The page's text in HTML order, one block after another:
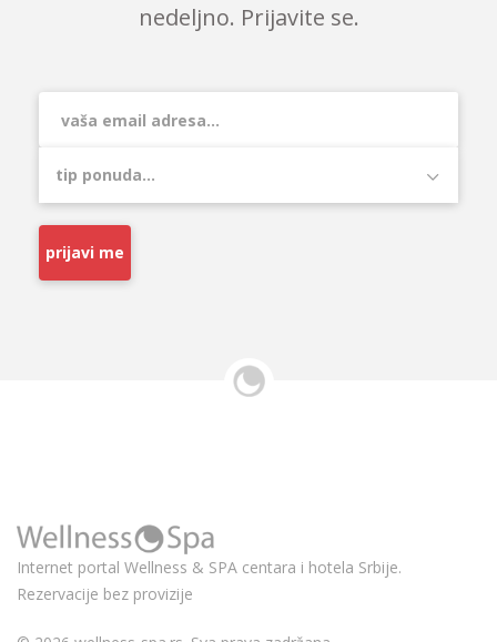
nedeljno. Prijavite se.
prijavi me
Internet portal Wellness & SPA centara i hotela Srbije.
Rezervacije bez provizije